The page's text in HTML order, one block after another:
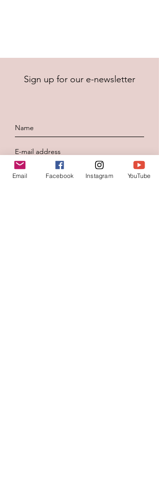
Sign up for our e-newsletter
To send
Email Facebook Instagram YouTube